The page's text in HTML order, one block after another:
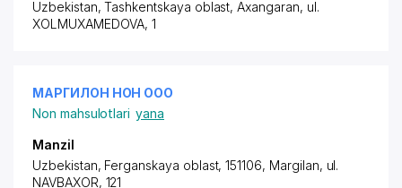
Uzbekistan, Tashkentskaya oblast, Axangaran, ul.
XOLMUXAMEDOVA, 1
МАРГИЛОН НОН ООО
Non mahsulotlari yana
Manzil
Uzbekistan, Ferganskaya oblast, 151106, Margilan, ul.
NAVBAXOR, 121